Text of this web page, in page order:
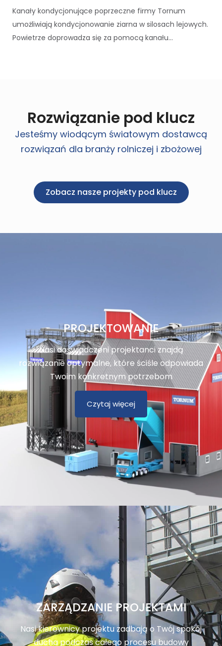
Kanały kondycjonujące poprzeczne firmy Tornum
umożliwiają kondycjonowanie ziarna w silosach lejowych.
Powietrze doprowadza się za pomocą kanału...
Rozwiązanie pod klucz
Jesteśmy wiodącym światowym dostawcą
rozwiązań dla branży rolniczej i zbożowej
Zobacz nasze projekty pod klucz
PROJEKTOWANIE
Nasi doświadczeni projektanci znajdą
rozwiązanie optymalne, które ściśle odpowiada
Twoim konkretnym potrzebom
Czytaj więcej
ZARZĄDZANIE PROJEKTAMI
Nasi kierownicy projektu zadbają o Twój spokój
ducha podczas całego procesu budowy